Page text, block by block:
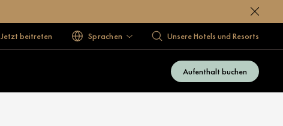
beitreten Sprachen Unsere Hotels und Resorts
Aufenthalt buchen